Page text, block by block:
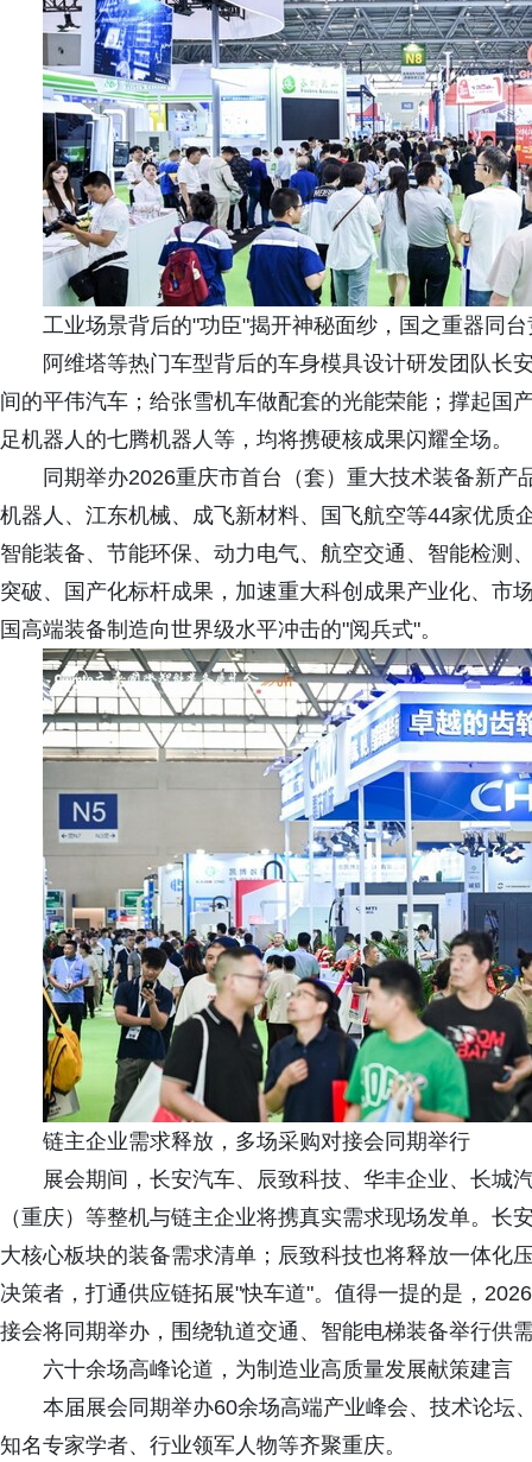
工业场景背后的"功臣"揭开神秘面纱，国之重器同台
阿维塔等热门车型背后的车身模具设计研发团队长
间的平伟汽车；给张雪机车做配套的光能荣能；撑起国
足机器人的七腾机器人等，均将携硬核成果闪耀全场。
同期举办2026重庆市首台（套）重大技术装备新
机器人、江东机械、成飞新材料、国飞航空等44家优质
智能装备、节能环保、动力电气、航空交通、智能检测
突破、国产化标杆成果，加速重大科创成果产业化、市
国高端装备制造向世界级水平冲击的"阅兵式"。
链主企业需求释放，多场采购对接会同期举行
展会期间，长安汽车、辰致科技、华丰企业、长城
（重庆）等整机与链主企业将携真实需求现场发单。
大核心板块的装备需求清单；辰致科技也将释放一体化
决策者，打通供应链拓展"快车道"。值得一提的是，
接会将同期举办，围绕轨道交通、智能电梯装备举行供
六十余场高峰论道，为制造业高质量发展献策建言
本届展会同期举办60余场高端产业峰会、技术论坛
知名专家学者、行业领军人物等齐聚重庆。